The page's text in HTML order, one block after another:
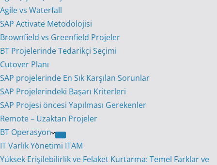
Agile vs Waterfall
SAP Activate Metodolojisi
Brownfield vs Greenfield Projeler
BT Projelerinde Tedarikçi Seçimi
Cutover Planı
SAP projelerinde En Sık Karşılan Sorunlar
SAP Projelerindeki Başarı Kriterleri
SAP Projesi öncesi Yapılması Gerekenler
Remote – Uzaktan Projeler
BT Operasyon
IT Varlık Yönetimi ITAM
Yüksek Erişilebilirlik ve Felaket Kurtarma: Temel Farklar ve